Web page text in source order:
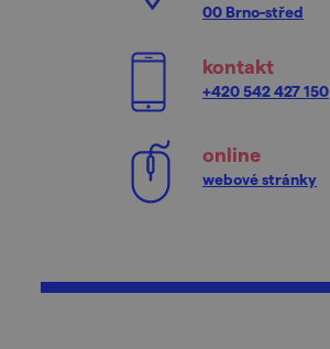
00 Brno-střed
kontakt
+420 542 427 150
online
webové stránky